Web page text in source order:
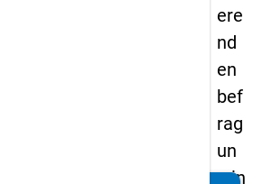
ere
nd
en
bef
rag
un
g in